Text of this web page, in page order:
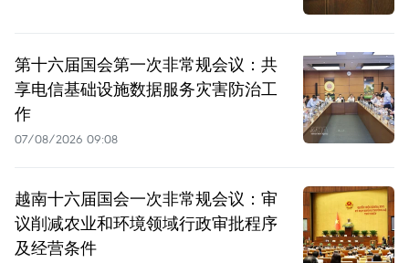
第十六届国会第一次非常规会议：共
享电信基础设施数据服务灾害防治工
作
07/08/2026 09:08
越南十六届国会一次非常规会议：审
议削减农业和环境领域行政审批程序
及经营条件